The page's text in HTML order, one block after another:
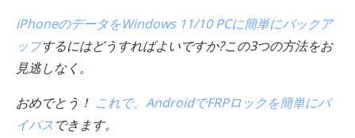
iPhoneのデータをWindows 11/10 PCに簡単にバックア
ップするにはどうすればよいですか?この3つの方法をお
見逃しなく。
おめでとう！ これで、AndroidでFRPロックを簡単にバ
イパスできます。